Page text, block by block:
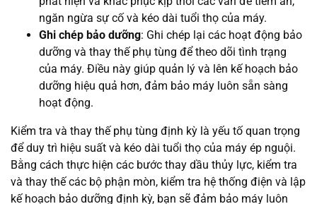
ngăn ngừa sự cố và kéo dài tuổi thọ của máy.
Ghi chép bảo dưỡng: Ghi chép lại các hoạt động bảo
dưỡng và thay thế phụ tùng để theo dõi tình trạng
của máy. Điều này giúp quản lý và lên kế hoạch bảo
dưỡng hiệu quả hơn, đảm bảo máy luôn sẵn sàng
hoạt động.
Kiểm tra và thay thế phụ tùng định kỳ là yếu tố quan trọng
để duy trì hiệu suất và kéo dài tuổi thọ của máy ép nguội.
Bằng cách thực hiện các bước thay dầu thủy lực, kiểm tra
và thay thế các bộ phận mòn, kiểm tra hệ thống điện và lập
kế hoạch bảo dưỡng định kỳ, bạn sẽ đảm bảo máy luôn